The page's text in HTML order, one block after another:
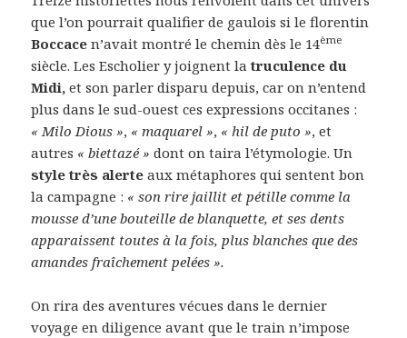
que l’on pourrait qualifier de gaulois si le florentin
Boccace n’avait montré le chemin dès le 14ème
siècle. Les Escholier y joignent latruculence du
Midi, et son parler disparu depuis, car on n’entend
plus dans le sud-ouest ces expressions occitanes :
« Milo Dious », « maquarel », « hil de puto », et
autres « biettazé » dont on taira l’étymologie. Un
style très alerte aux métaphores qui sentent bon
la campagne : « son rire jaillit et pétille comme la
mousse d’une bouteille de blanquette, et ses dents
apparaissent toutes à la fois, plus blanches que des
amandes fraîchement pelées ».
On rira des aventures vécues dans le dernier
voyage en diligence avant que le train n’impose